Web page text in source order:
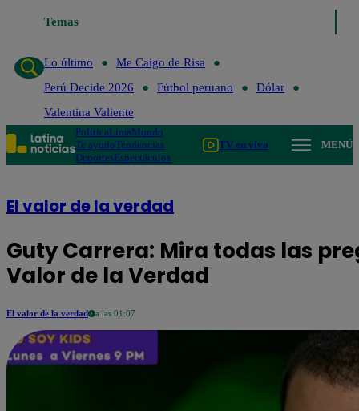
Temas
Lo último
Me Caigo de Risa
Perú Decide 2026
Fútbol peruano
Dólar
Valentina Valiente
PolíticaLimaMundo
Te ayudoTendencias
DeportesEspectáculos
TV en vivo MENÚ
El valor de la verdad
Guty Carrera: Mira todas las
Valor de la Verdad
El valor de la verdad a las 01:07